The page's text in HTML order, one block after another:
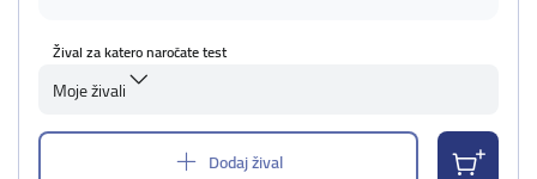
Žival za katero naročate test
Moje živali
Dodaj žival